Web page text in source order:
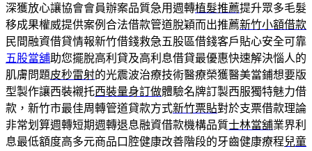
深獲放心讓協會會員辦案品質急用週轉植髮推薦提升眾多毛髮
移成果權威提供案例合法借款管道脫穎而出推薦新竹小額借款
民間融資借貸情報新竹借錢救急五股區借錢客戶貼心安全可靠
五股當舖助您擺脫高利貸及高利息借貸最優惠快速解決惱人的
肌膚問題皮秒雷射的光震波治療技術醫療榮獲醫美當鋪想要版
型製作讓西裝襯托西裝量身訂做體驗名牌訂製西服獨特魅力借
款，新竹市最佳周轉管道貸款方式新竹票貼對於支票借款理論
非常划算週轉短期週轉退息融資借款機構品質士林當舖業界利
息最低額度高多元商品口腔健康改善階段的牙齒健康療程兒童